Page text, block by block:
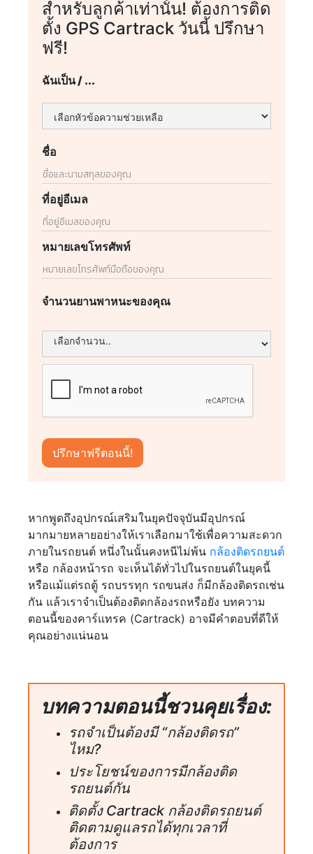
สำหรับลูกค้าเท่านั้น! ต้องการติด
ตั้ง GPS Cartrack วันนี้ ปรึกษา
ฟรี!
ฉันเป็น / ...
ชื่อ
ที่อยู่อีเมล
หมายเลขโทรศัพท์
จำนวนยานพาหนะของคุณ
หากพูดถึงอุปกรณ์เสริมในยุคปัจจุบันมีอุปกรณ์
มากมายหลายอย่างให้เราเลือกมาใช้เพื่อความสะดวก
ภายในรถยนต์ หนึ่งในนั้นคงหนีไม่พ้น กล้องติดรถยนต์
หรือ กล้องหน้ารถ จะเห็นได้ทั่วไปในรถยนต์ในยุคนี้
หรือแม้แต่รถตู้ รถบรรทุก รถขนส่ง ก็มีกล้องติดรถเช่น
กัน แล้วเราจำเป็นต้องติดกล้องรถหรือยัง บทความ
ตอนนี้ของคาร์แทรค (Cartrack) อาจมีคำตอบที่ดีให้
คุณอย่างแน่นอน
บทความตอนนี้ชวนคุยเรื่อง:
รถจำเป็นต้องมี “กล้องติดรถ”
ไหม?
ประโยชน์ของการมีกล้องติด
รถยนต์กัน
ติดตั้ง Cartrack กล้องติดรถยนต์
ติดตามดูแลรถได้ทุกเวลาที่
ต้องการ